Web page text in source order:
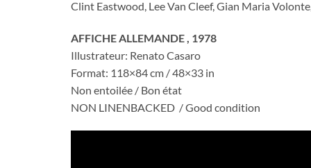
Clint Eastwood, Lee Van Cleef, Gian Maria
AFFICHE ALLEMANDE , 1978
Illustrateur: Renato Casaro
Format: 118×84 cm / 48×33 in
Non entoilée / Bon état
NON LINENBACKED / Good condition